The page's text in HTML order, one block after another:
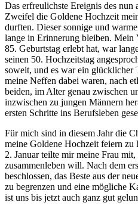
Das erfreulichste Ereignis des nun
Zweifel die Goldene Hochzeit
durften. Dieser sonnige und
lange in Erinnerung bleiben. Mein
85. Geburtstag erlebt hat, war
seinen 50. Hochzeitstag
soweit, und es war ein glücklicher
meine Neffen dabei waren, nach
beiden, im Alter genau zwischen
inzwischen zu jungen Männern
ersten Schritte ins Berufsleben
Für mich sind in diesem Jahr die
meine Goldene Hochzeit feiern zu
2. Januar teilte mir meine Frau
zusammenleben will. Nach dem
beschlossen, das Beste aus der
zu begrenzen und eine mögliche
ist uns bis jetzt auch ganz gut